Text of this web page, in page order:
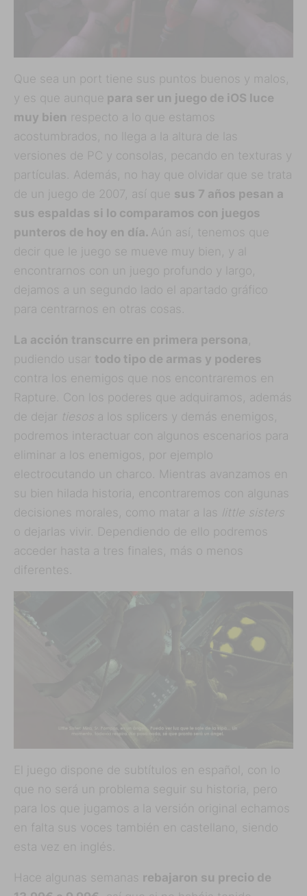
Que sea un port tiene sus puntos buenos y malos,
y es que aunque para ser un juego de iOS luce
muy bien respecto a lo que estamos
acostumbrados, no llega a la altura de las
versiones de PC y consolas, pecando en texturas y
partículas. Además, no hay que olvidar que se trata
de un juego de 2007, así que sus 7 años pesan a
sus espaldas si lo comparamos con juegos
punteros de hoy en día. Aún así, tenemos que
decir que le juego se mueve muy bien, y al
encontrarnos con un juego profundo y largo,
dejamos a un segundo lado el apartado gráfico
para centrarnos en otras cosas.
La acción transcurre en primera persona
pudiendo usar todo tipo de armas y poderes
contra los enemigos que nos encontraremos en
Rapture. Con los poderes que adquiramos, además
de dejar
tiesos a los splicers y demás enemigos,
podremos interactuar con algunos escenarios para
eliminar a los enemigos, por ejemplo
electrocutando un charco. Mientras avanzamos en
su bien hilada historia, encontraremos con algunas
decisiones morales, como matar a las little sisters
o dejarlas vivir. Dependiendo de ello podremos
acceder hasta a tres finales, más o menos
diferentes.
El juego dispone de subtítulos en español, con lo
que no será un problema seguir su historia, pero
para los que jugamos a la versión original echamos
en falta sus voces también en castellano, siendo
esta vez en inglés.
Hace algunas semanas rebajaron su precio de